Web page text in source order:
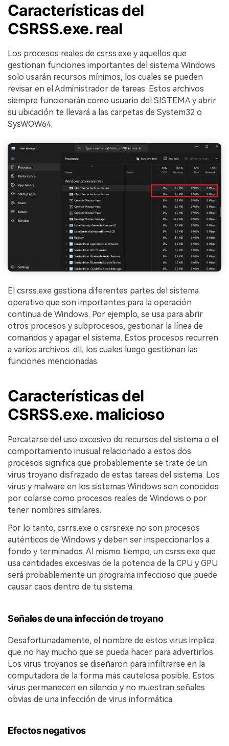
Características del
CSRSS.exe. real
Los procesos reales de csrss.exe y aquellos que
gestionan funciones importantes del sistema Windows
solo usarán recursos mínimos, los cuales se pueden
revisar en el Administrador de tareas. Estos archivos
siempre funcionarán como usuario del SISTEMA y abrir
su ubicación te llevará a las carpetas de System32 o
SysWOW64.
El csrss.exe gestiona diferentes partes del sistema
operativo que son importantes para la operación
continua de Windows. Por ejemplo, se usa para abrir
otros procesos y subprocesos, gestionar la línea de
comandos y apagar el sistema. Estos procesos recurren
a varios archivos .dll, los cuales luego gestionan las
funciones mencionadas.
Características del
CSRSS.exe. malicioso
Percatarse del uso excesivo de recursos del sistema o el
comportamiento inusual relacionado a estos dos
procesos significa que probablemente se trate de un
virus troyano disfrazado de estas tareas del sistema. Los
virus y malware en los sistemas Windows son conocidos
por colarse como procesos reales de Windows o por
tener nombres similares.
Por lo tanto, csrrs.exe o csrsr.exe no son procesos
auténticos de Windows y deben ser inspeccionarlos a
fondo y terminados. Al mismo tiempo, un csrss.exe que
usa cantidades excesivas de la potencia de la CPU y GPU
será probablemente un programa infeccioso que puede
causar caos dentro de tu sistema.
Señales de una infección de troyano
Desafortunadamente, el nombre de estos virus implica
que no hay mucho que se pueda hacer para advertirlos.
Los virus troyanos se diseñaron para infiltrarse en la
computadora de la forma más cautelosa posible. Estos
virus permanecen en silencio y no muestran señales
obvias de una infección de virus informática.
Efectos negativos